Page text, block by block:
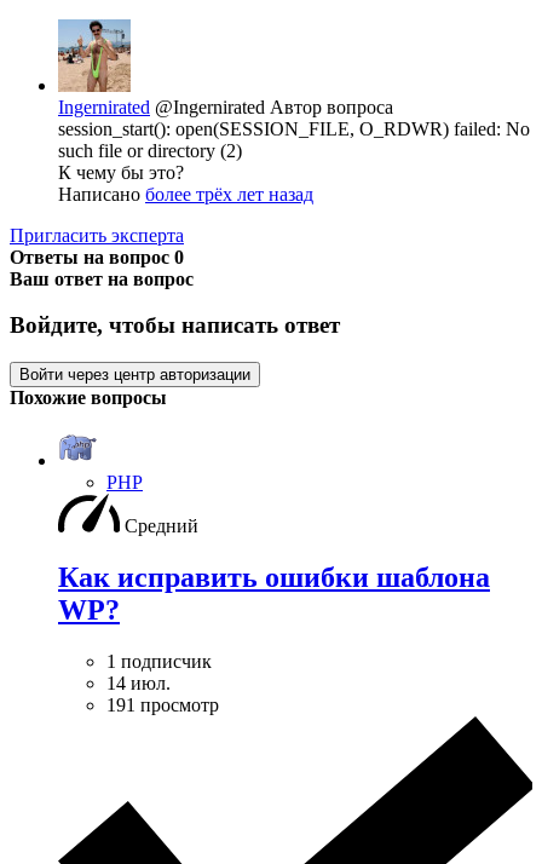
Ingernirated @Ingernirated Автор вопроса
session_start(): open(SESSION_FILE, O_RDWR) failed: No
such file or directory (2)
К чему бы это?
Написано более трёх лет назад
Пригласить эксперта
Ответы на вопрос 0
Ваш ответ на вопрос
Войдите, чтобы написать ответ
Войти через центр авторизации
Похожие вопросы
PHP
Средний
Как исправить ошибки шаблона
WP?
1 подписчик
14 июл.
191 просмотр